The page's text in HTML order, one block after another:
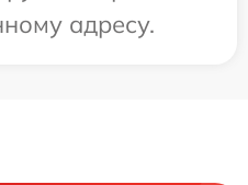
адресу.